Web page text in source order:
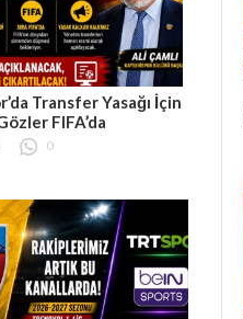
Transfer Yasağı İçin
FIFA’da
0